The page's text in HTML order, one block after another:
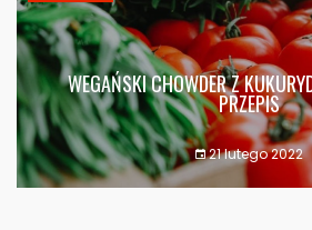
WEGAŃSKI CHOWDER Z
PRZEPIS
21 lutego 2022